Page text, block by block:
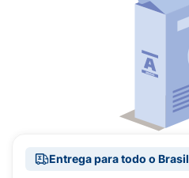
Entrega para todo o Brasil